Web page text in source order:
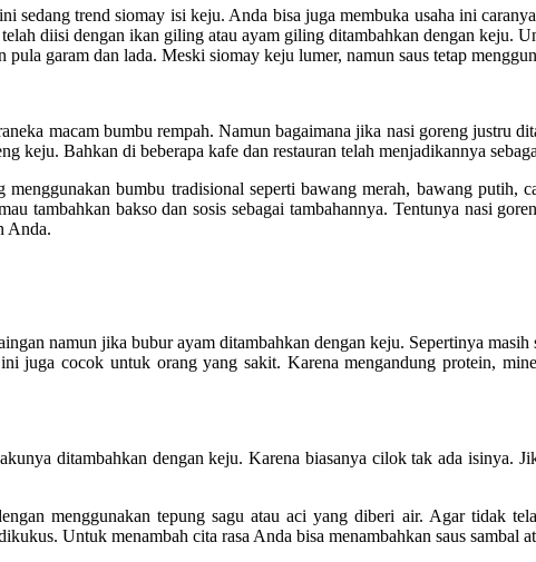
sedang trend siomay isi keju. Anda bisa juga membuka usaha ini
diisi dengan ikan giling atau ayam giling ditambahkan dengan keju.
garam dan lada. Meski siomay keju lumer, namun saus tetap
macam bumbu rempah. Namun bagaimana jika nasi goreng justru
keju. Bahkan di beberapa kafe dan restauran telah menjadikannya
menggunakan bumbu tradisional seperti bawang merah, bawang
tambahkan bakso dan sosis sebagai tambahannya. Tentunya nasi
Anda.
namun jika bubur ayam ditambahkan dengan keju. Sepertinya
juga cocok untuk orang yang sakit. Karena mengandung protein,
ditambahkan dengan keju. Karena biasanya cilok tak ada isinya.
menggunakan tepung sagu atau aci yang diberi air. Agar tidak
Untuk menambah cita rasa Anda bisa menambahkan saus sambal